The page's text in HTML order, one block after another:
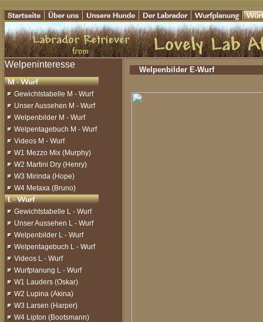
Gewichtstabelle M - Wurf
Unser Aussehen M - Wurf
Welpenbilder M - Wurf
Welpentagebuch M - Wurf
Videos M - Wurf
W1 Mezzo Mix (Murphy)
W2 Martini Dry (Henry)
W3 Mirinda (Hope)
W4 Metaxa (Bruno)
Gewichtstabelle L - Wurf
Unser Aussehen L - Wurf
Welpenbilder L - Wurf
Welpentagebuch L - Wurf
Videos L - Wurf
Wurfplanung L - Wurf
W1 Lauders (Oskar)
W2 Lupina (Akina)
W3 Larsen (Harper)
W4 Lipton (Bootsmann)
Welpenbilder E-Wurf